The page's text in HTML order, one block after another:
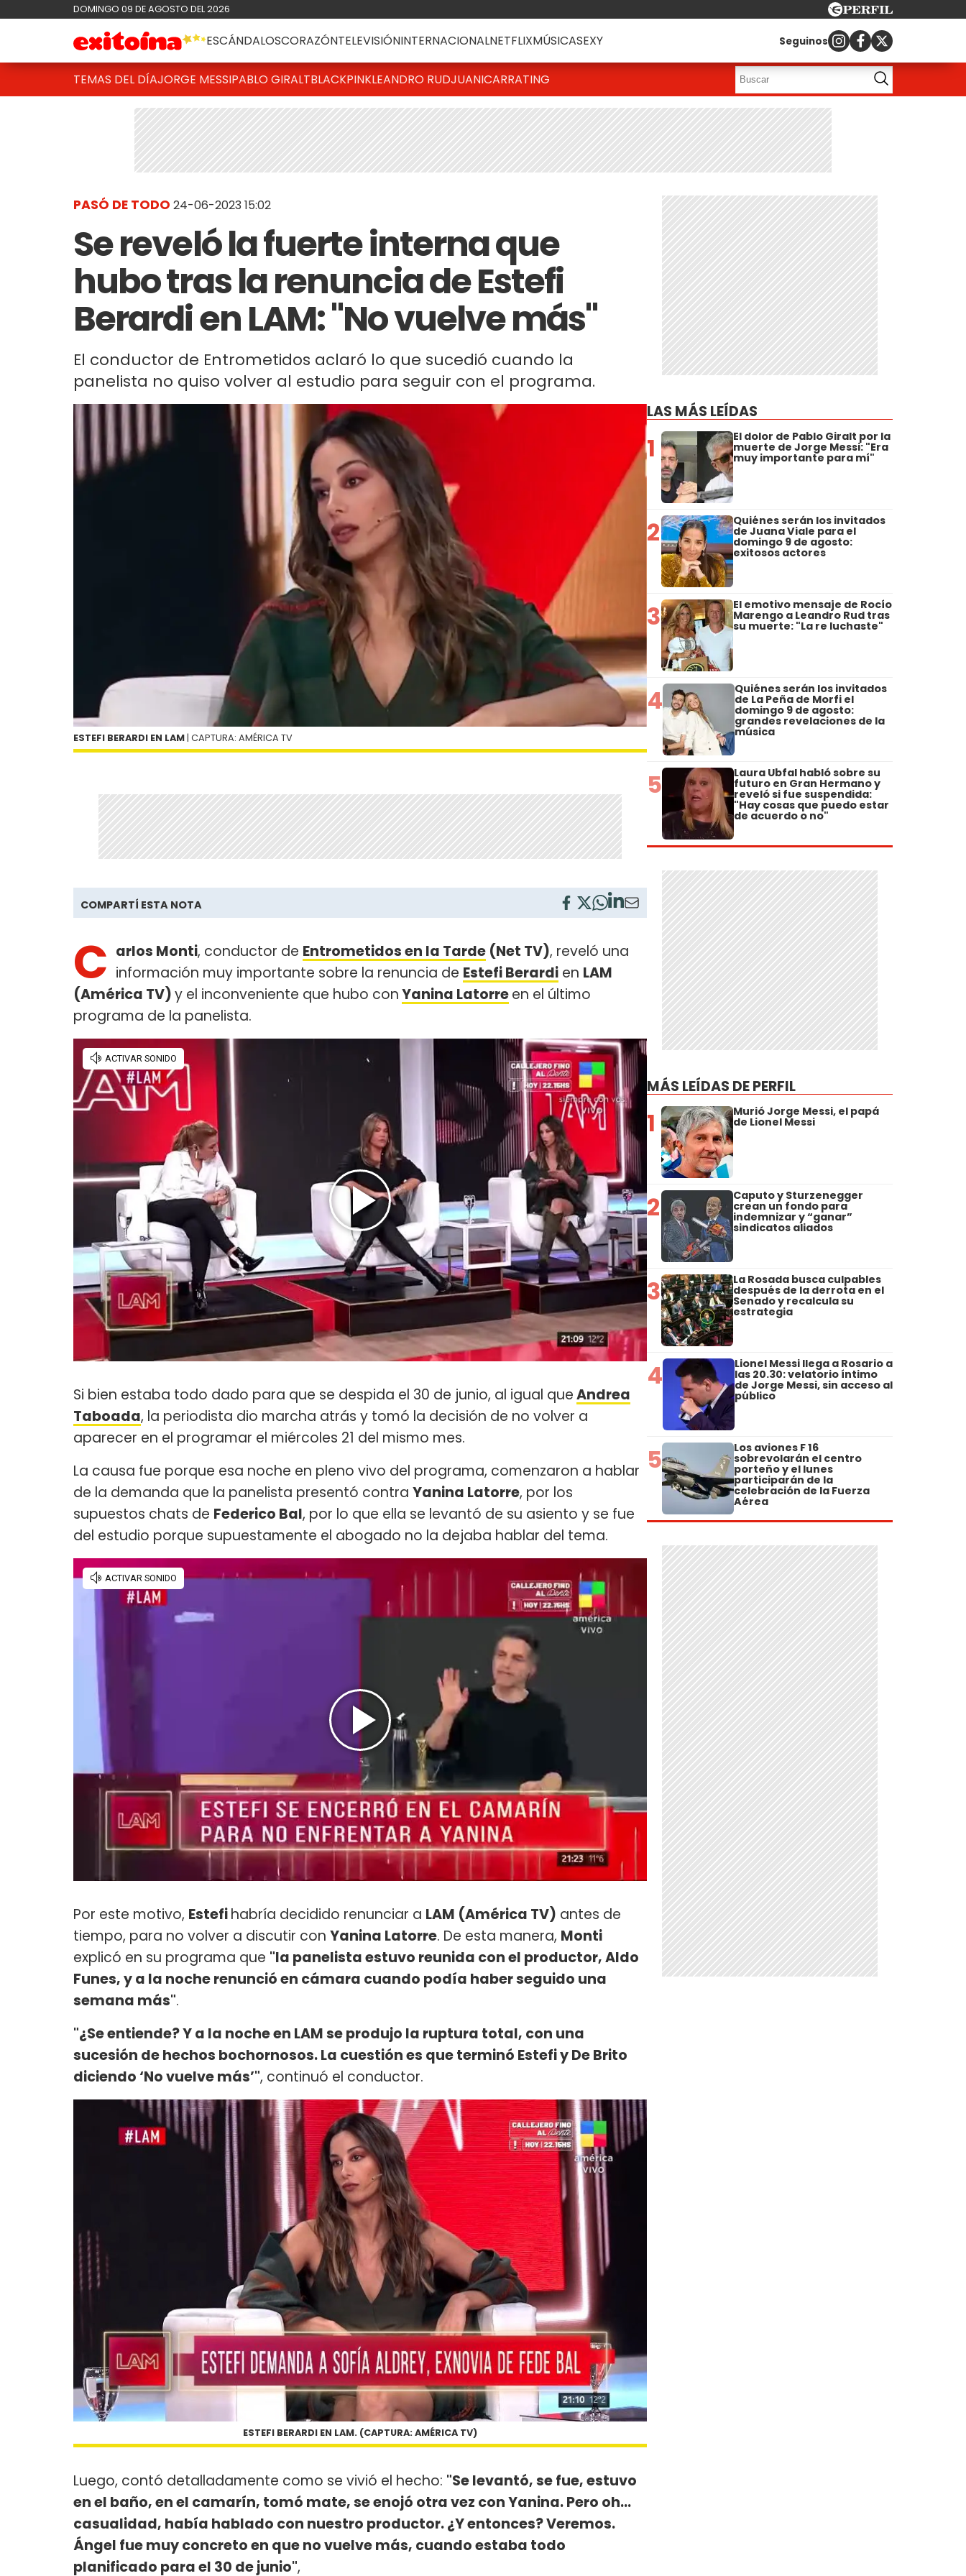
DOMINGO 09 DE AGOSTO DEL 2026
ESCÁNDALOSCORAZÓNTELEVISIÓNINTERNACIONALNETFLIXMÚSICASEXY Seguinos
TEMAS DEL DÍAJORGE MESSIPABLO GIRALTBLACKPINKLEANDRO RUDJUANICARRATING
PASÓ DE TODO 24-06-2023 15:02
Se reveló la fuerte interna que
hubo tras la renuncia de Estefi
Berardi en LAM: "No vuelve más"
El conductor de Entrometidos aclaró lo que sucedió cuando la
panelista no quiso volver al estudio para seguir con el programa.
ESTEFI BERARDI EN LAM | CAPTURA: AMÉRICA TV
COMPARTÍ ESTA NOTA
C arlos Monti, conductor de Entrometidos en la Tarde (Net TV), reveló una
información muy importante sobre la renuncia de Estefi Berardi en LAM
(América TV)y el inconveniente que hubo conYanina Latorreen el último
programa de la panelista.
Si bien estaba todo dado para que se despida el 30 de junio, al igual queAndrea
Taboada, la periodista dio marcha atrás y tomó la decisión de no volver a
aparecer en el programar el miércoles 21 del mismo mes.
La causa fue porque esa noche en pleno vivo del programa, comenzaron a hablar
de la demanda que la panelista presentó contra Yanina Latorre, por los
supuestos chats de Federico Bal, por lo que ella se levantó de su asiento y se fue
del estudio porque supuestamente el abogado no la dejaba hablar del tema.
Por este motivo, Estefihabría decidido renunciar a LAM (América TV) antes de
tiempo, para no volver a discutir con Yanina Latorre. De esta manera, Monti
explicó en su programa que "la panelista estuvo reunida con el productor, Aldo
Funes, y a la noche renunció en cámara cuando podía haber seguido una
semana más".
"¿Se entiende? Y a la noche en LAM se produjo la ruptura total, con una
sucesión de hechos bochornosos. La cuestión es que terminó Estefi y De Brito
diciendo ‘No vuelve más’", continuó el conductor.
ESTEFI BERARDI EN LAM. (CAPTURA: AMÉRICA TV)
Luego, contó detalladamente como se vivió el hecho: "Se levantó, se fue, estuvo
en el baño, en el camarín, tomó mate, se enojó otra vez con Yanina. Pero oh...
casualidad, había hablado con nuestro productor. ¿Y entonces? Veremos.
Ángel fue muy concreto en que no vuelve más, cuando estaba todo
planificado para el 30 de junio",
LAS MÁS LEÍDAS
1 El dolor de Pablo Giralt por la
muerte de Jorge Messi: "Era
muy importante para mí"
2 Quiénes serán los invitados
de Juana Viale para el
domingo 9 de agosto:
exitosos actores
3 El emotivo mensaje de Rocío
Marengo a Leandro Rud tras
su muerte: "La re luchaste"
4 Quiénes serán los invitados
de La Peña de Morfi el
domingo 9 de agosto:
grandes revelaciones de la
música
5 Laura Ubfal habló sobre su
futuro en Gran Hermano y
reveló si fue suspendida:
"Hay cosas que puedo estar
de acuerdo o no"
MÁS LEÍDAS DE PERFIL
1 Murió Jorge Messi, el papá
de Lionel Messi
2 Caputo y Sturzenegger
crean un fondo para
indemnizar y “ganar”
sindicatos aliados
3 La Rosada busca culpables
después de la derrota en el
Senado y recalcula su
estrategia
4 Lionel Messi llega a Rosario a
las 20.30: velatorio íntimo
de Jorge Messi, sin acceso al
público
5 Los aviones F 16
sobrevolarán el centro
porteño y el lunes
participarán de la
celebración de la Fuerza
Aérea